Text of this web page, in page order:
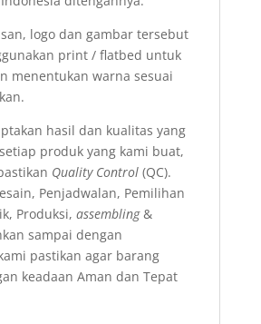
logo dan gambar tersebut
print / flatbed untuk
menentukan warna sesuai
hasil dan kualitas yang
produk yang kami buat,
Quality Control(QC).
Penjadwalan, Pemilihan
Produksi, assembling&
sampai dengan
pastikan agar barang
keadaan Aman dan Tepat